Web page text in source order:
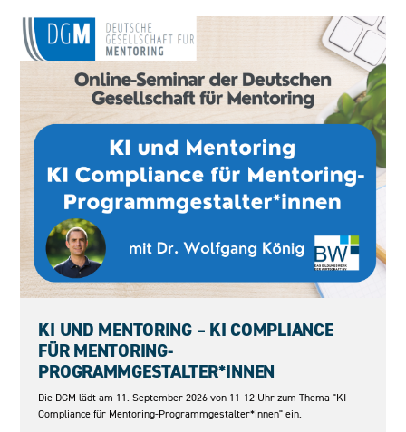
KI UND MENTORING – KI COMPLIANCE
FÜR MENTORING-
PROGRAMMGESTALTER*INNEN
Die DGM lädt am 11. September 2026 von 11-12 Uhr zum Thema "KI
Compliance für Mentoring-Programmgestalter*innen" ein.